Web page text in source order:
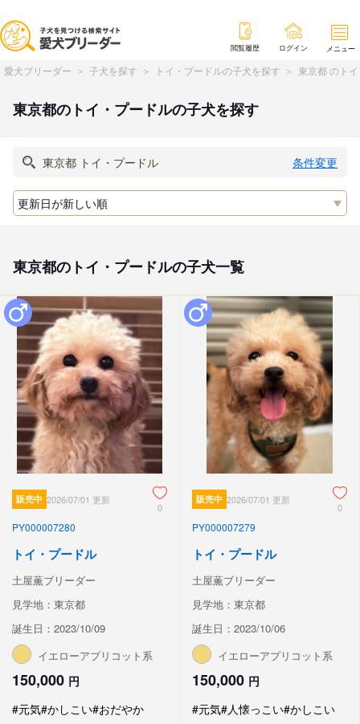
閲覧履歴 ログイン メニュー
愛犬ブリーダー 子犬を探す トイ・プードルの子犬を探す 東京都 のト
東京都のトイ・プードルの子犬を探す
条件変更
東京都のトイ・プードルの子犬一覧
販売中 2026/07/01 更新
0
PY000007280
トイ・プードル
土屋薫ブリーダー
見学地：東京都
誕生日：2023/10/09
イエローアプリコット系
150,000 円
#元気#かしこい#おだやか
販売中 2026/07/01 更新
0
PY000007279
トイ・プードル
土屋薫ブリーダー
見学地：東京都
誕生日：2023/10/06
イエローアプリコット系
150,000 円
#元気#人懐っこい#かしこい